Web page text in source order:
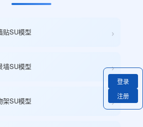
贴SU模型 ›
墙SU模型 ›
架SU模型 ›
登录
注册